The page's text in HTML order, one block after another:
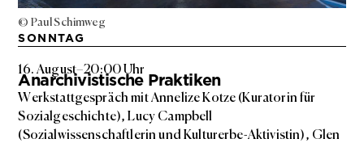
© Paul Schimweg
SONNTAG
16. August–20:00 Uhr
Anarchivistische Praktiken
Werkstattgespräch mit Annelize Kotze (Kuratorin für
Sozialgeschichte), Lucy Campbell
(Sozialwissenschaftlerin und Kulturerbe-Aktivistin), Glen